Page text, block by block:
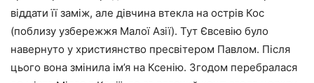
віддати її заміж, але дівчина втекла на острів Кос
(поблизу узбережжя Малої Азії). Тут Євсевію було
навернуто у християнство пресвітером Павлом. Після
цього вона змінила ім’я на Ксенію. Згодом перебралася